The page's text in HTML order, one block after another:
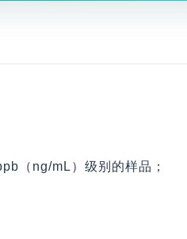
（ng/mL）级别的样品；